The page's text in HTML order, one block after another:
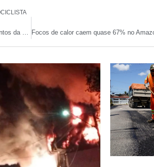
Demanda crescente e falta de orçamento atrasam atendimentos da Defensoria no AM